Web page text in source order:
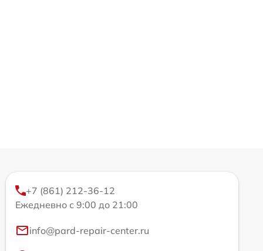
+7 (861) 212-36-12
Ежедневно с 9:00 до 21:00
info@pard-repair-center.ru